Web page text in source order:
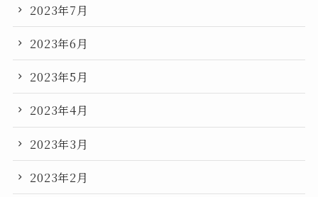
2023年7月
2023年6月
2023年5月
2023年4月
2023年3月
2023年2月